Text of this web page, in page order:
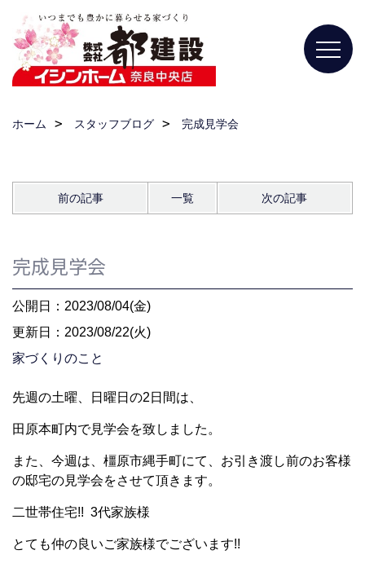
ホーム スタッフブログ 完成見学会
前の記事 一覧 次の記事
完成見学会
公開日：2023/08/04(金)
更新日：2023/08/22(火)
家づくりのこと
先週の土曜、日曜日の2日間は、
田原本町内で見学会を致しました。
また、今週は、橿原市縄手町にて、お引き渡し前のお客様
の邸宅の見学会をさせて頂きます。
二世帯住宅!! 3代家族様
とても仲の良いご家族様でございます!!